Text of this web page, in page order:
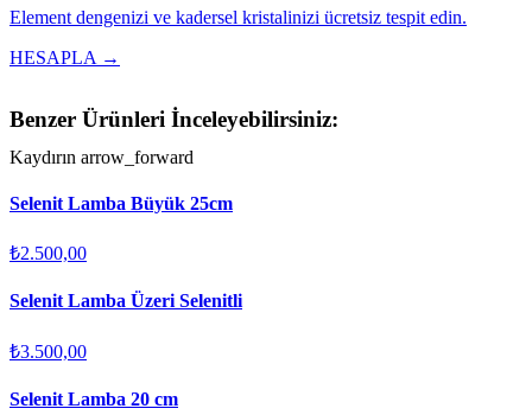
Element dengenizi ve kadersel kristalinizi ücretsiz tespit edin.
HESAPLA →
Benzer Ürünleri İnceleyebilirsiniz:
Kaydırın arrow_forward
Selenit Lamba Büyük 25cm
₺2.500,00
Selenit Lamba Üzeri Selenitli
₺3.500,00
Selenit Lamba 20 cm